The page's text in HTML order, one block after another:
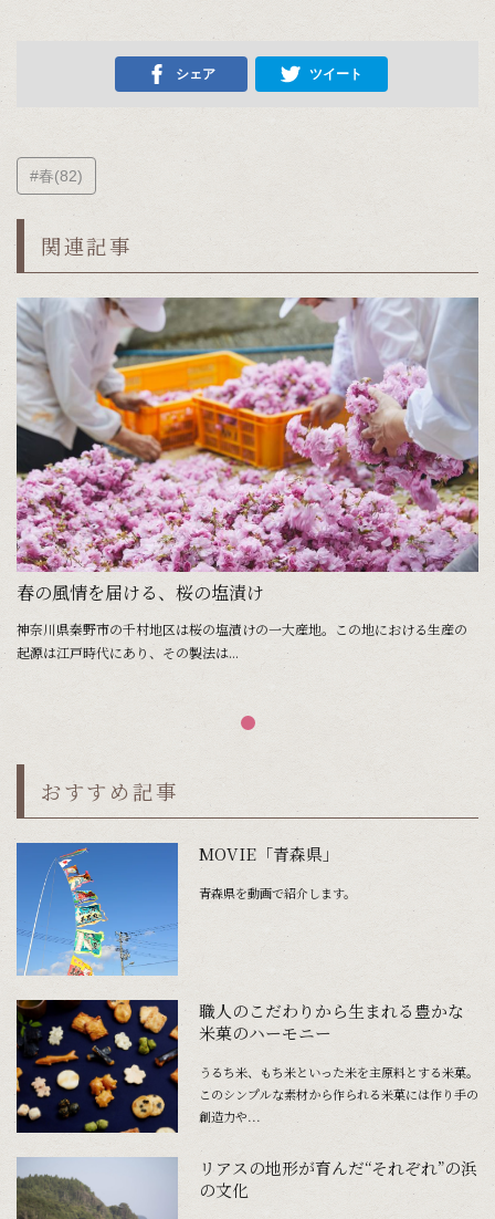
シェア ツイート
#春(82)
関連記事
春の風情を届ける、桜の塩漬け
神奈川県秦野市の千村地区は桜の塩漬けの一大産地。この地における生産の
起源は江戸時代にあり、その製法は...
おすすめ記事
MOVIE「青森県」
青森県を動画で紹介します。
職人のこだわりから生まれる豊かな
米菓のハーモニー
うるち米、もち米といった米を主原料とする米菓。
このシンプルな素材から作られる米菓には作り手の
創造力や...
リアスの地形が育んだ“それぞれ”の浜
の文化